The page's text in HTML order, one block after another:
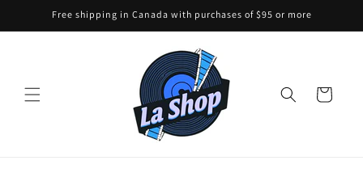
Skip toFree shipping in Canada with purchases of $95 or more
Cart